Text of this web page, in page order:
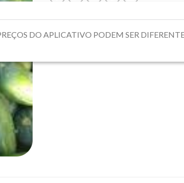
DO APLICATIVO PODEM SER